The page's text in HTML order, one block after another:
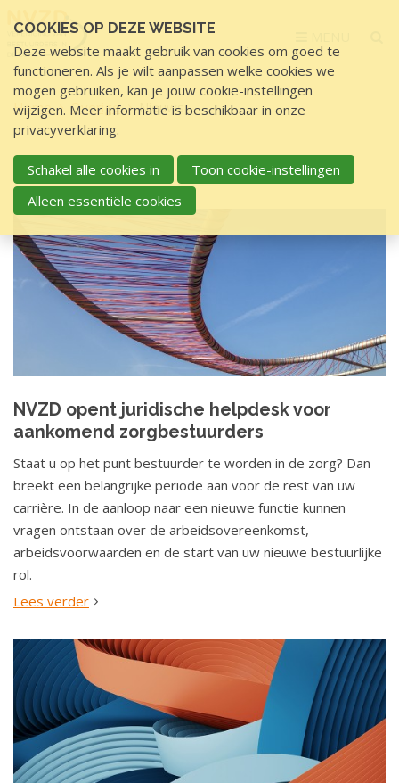
links
over
S
p
r
n
g
n
a
a
r
o
u
d
S
p
n
r
a
v
i
Home Overige Nieuws
N
i
e
u
w
NIEUWS
NVZD opent juridische helpdesk voor
aankomend zorgbestuurders
Staat u op het punt bestuurder te worden in de zorg? Dan
breekt een belangrijke periode aan voor de rest van uw
carrière. In de aanloop naar een nieuwe functie kunnen
vragen ontstaan over de arbeidsovereenkomst,
arbeidsvoorwaarden en de start van uw nieuwe bestuurlijke
rol.
Lees verder
COOKIES OP DEZE WEBSITE
Deze website maakt gebruik van cookies om goed te
functioneren. Als je wilt aanpassen welke cookies we
mogen gebruiken, kan je jouw cookie-instellingen
wijzigen. Meer informatie is beschikbaar in onze
privacyverklaring.
Schakel alle cookies in
Toon cookie-instellingen
Alleen essentiële cookies